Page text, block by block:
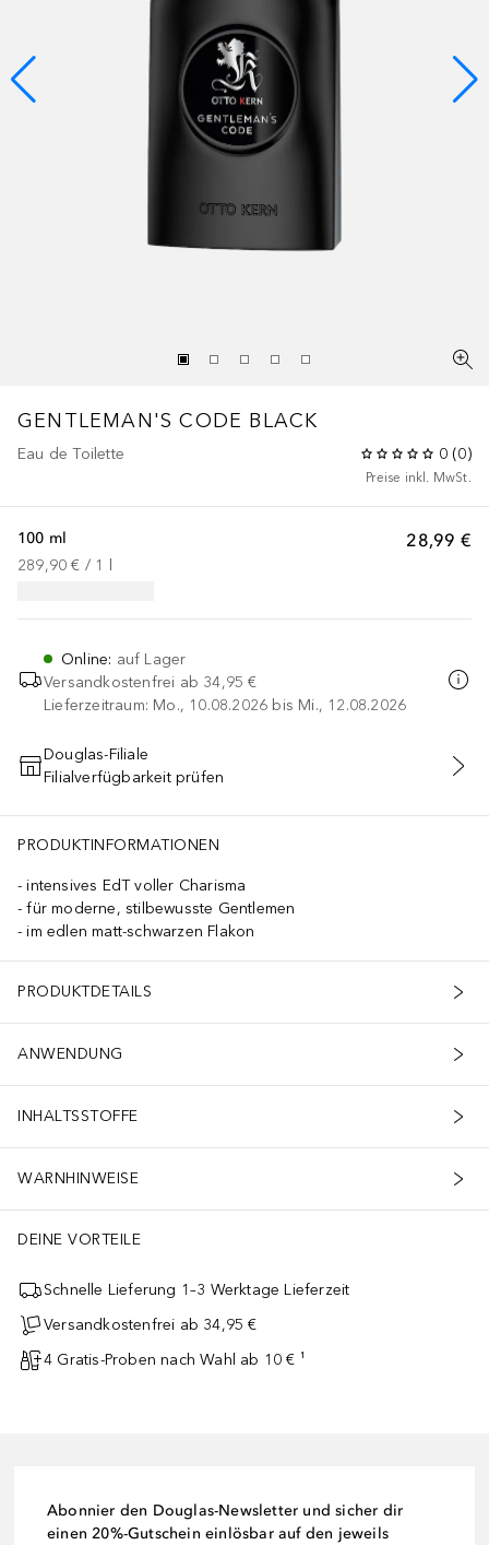
GENTLEMAN'S CODE BLACK
Eau de Toilette 0 (0)
Preise inkl. MwSt.
28,99 €
100 ml
289,90 € / 1
Online: auf Lager
Versandkostenfrei ab 34,95 €
Lieferzeitraum: Mo., 10.08.2026 bis Mi., 12.08.2026
IN DEN WARENKORB
Douglas-Filiale
Filialverfügbarkeit prüfen
PRODUKTINFORMATIONEN
intensives EdT voller Charisma
für moderne, stilbewusste Gentlemen
im edlen matt-schwarzen Flakon
PRODUKTDETAILS
ANWENDUNG
INHALTSSTOFFE
WARNHINWEISE
DEINE VORTEILE
Schnelle Lieferung 1–3 Werktage Lieferzeit
Versandkostenfrei ab 34,95 €
4 Gratis-Proben nach Wahl ab 10 € ¹
Abonnier den Douglas-Newsletter und sicher dir
einen 20%-Gutschein einlösbar auf den jeweils